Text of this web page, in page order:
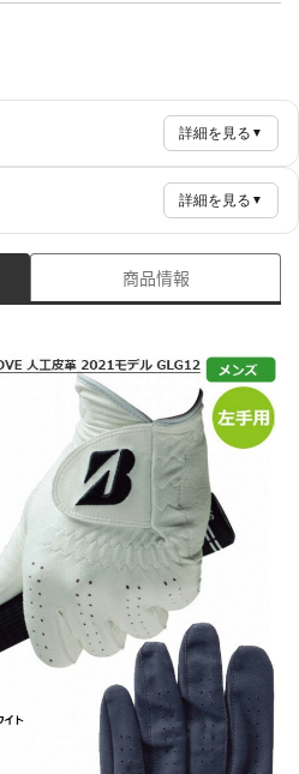
詳細を見る ▼
詳細を見る ▼
商品情報